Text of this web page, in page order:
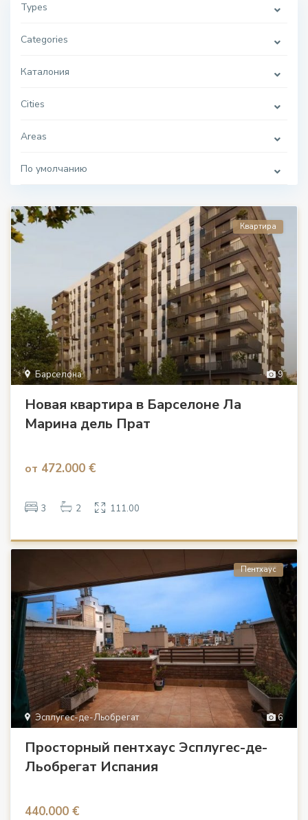
Types
Categories
Каталония
Cities
Areas
По умолчанию
9
Барселона
Квартира
Новая квартира в Барселоне Ла
Марина дель Прат
от 472.000 €
3 2 111.00
6
Эсплугес-де-Льобрегат
Пентхаус
Просторный пентхаус Эсплугес-де-
Льобрегат Испания
440.000 €